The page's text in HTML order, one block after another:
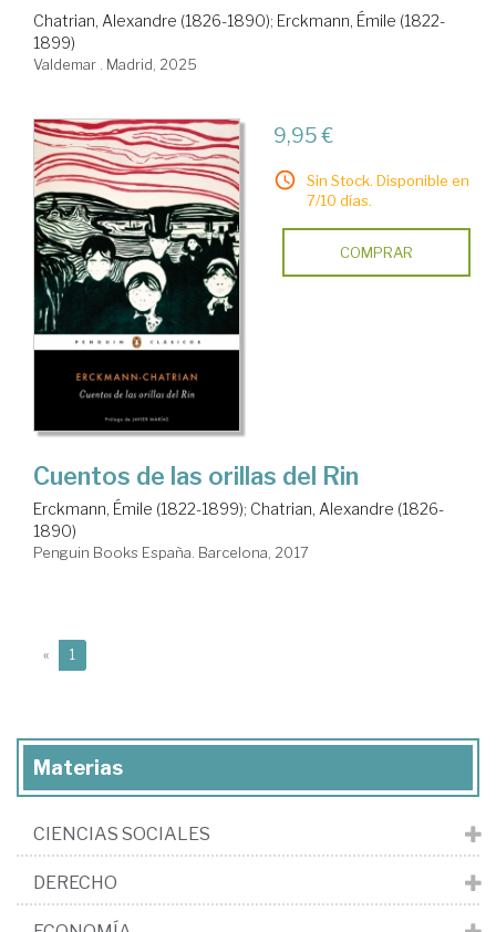
Chatrian, Alexandre (1826-1890); Erckmann, Émile (1822-
1899)
Valdemar . Madrid, 2025
9,95 €
Sin Stock. Disponible en
7/10 días.
COMPRAR
Cuentos de las orillas del Rin
Erckmann, Émile (1822-1899); Chatrian, Alexandre (1826-
1890)
Penguin Books España. Barcelona, 2017
« 1
Materias
CIENCIAS SOCIALES
DERECHO